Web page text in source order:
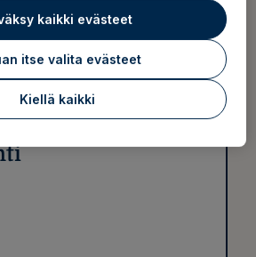
vaiheissa
kaikki evästeet
itse valita evästeet
Kiellä kaikki